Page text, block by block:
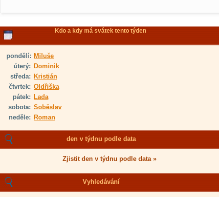
Kdo a kdy má svátek tento týden
pondělí: Miluše
úterý: Dominik
středa: Kristián
čtvrtek: Oldřiška
pátek: Lada
sobota: Soběslav
neděle: Roman
den v týdnu podle data
Zjistit den v týdnu podle data »
Vyhledávání